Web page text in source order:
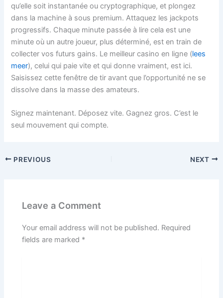
qu’elle soit instantanée ou cryptographique, et plongez
dans la machine à sous premium. Attaquez les jackpots
progressifs. Chaque minute passée à lire cela est une
minute où un autre joueur, plus déterminé, est en train de
collecter vos futurs gains. Le meilleur casino en ligne (lees
meer), celui qui paie vite et qui donne vraiment, est ici.
Saisissez cette fenêtre de tir avant que l’opportunité ne se
dissolve dans la masse des amateurs.
Signez maintenant. Déposez vite. Gagnez gros. C’est le
seul mouvement qui compte.
PREVIOUS NEXT
Leave a Comment
Your email address will not be published. Required
fields are marked *